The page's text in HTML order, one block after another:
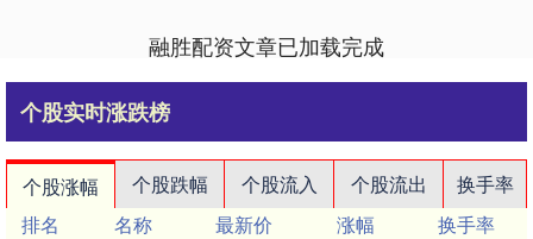
融胜配资文章已加载完成
个股实时涨跌榜
个股涨幅 个股跌幅 个股流入 个股流出
换手率
排名
名称 最新价 涨幅
换手率